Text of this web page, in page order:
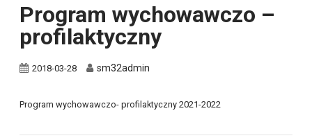
Program wychowawczo –
profilaktyczny
2018-03-28 sm32admin
Program wychowawczo- profilaktyczny 2021-2022